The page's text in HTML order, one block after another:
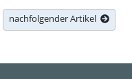
nachfolgender Artikel